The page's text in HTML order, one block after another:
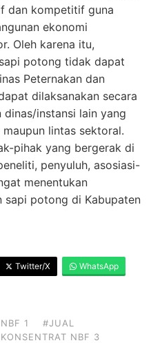
dan kompetitif guna
ekonomi
Oleh karena itu,
potong tidak dapat
Peternakan dan
dilaksanakan secara
instansi lain yang
lintas sektoral.
pihak yang bergerak di
penyuluh, asosiasi-
menentukan
sapi potong di Kabupaten
Twitter/X WhatsApp
1
#JUAL
NBF 3